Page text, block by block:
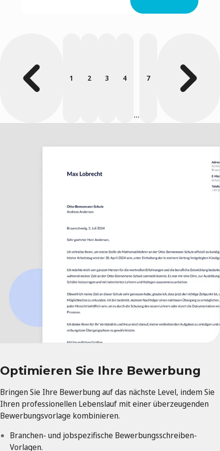
1 2 3 4
...
7
Optimieren Sie Ihre Bewerbung
Bringen Sie Ihre Bewerbung auf das nächste Level, indem Sie
Ihren professionellen Lebenslauf mit einer überzeugenden
Bewerbungsvorlage kombinieren.
Branchen- und jobspezifische Bewerbungsschreiben-
Vorlagen.